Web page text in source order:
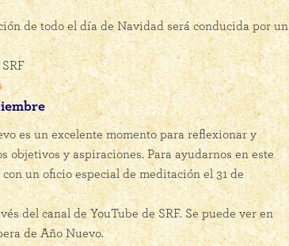
de todo el día de Navidad será conducida por un
es un excelente momento para reflexionar y
objetivos y aspiraciones. Para ayudarnos en este
un oficio especial de meditación el 31 de
del canal de YouTube de SRF. Se puede ver en
de Año Nuevo.